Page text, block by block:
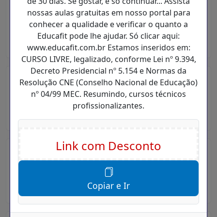
nossas aulas gratuitas em nosso portal para
conhecer a qualidade e verificar o quanto a
Educafit pode lhe ajudar. Só clicar aqui:
www.educafit.com.br Estamos inseridos em:
CURSO LIVRE, legalizado, conforme Lei nº 9.394,
Decreto Presidencial nº 5.154 e Normas da
Resolução CNE (Conselho Nacional de Educação)
nº 04/99 MEC. Resumindo, cursos técnicos
profissionalizantes.
Copiar e Ir
Cupom Desconto Vale Compra
EducaFit Cursos Online
Vale Compra
Cupom Promocional EducaFit
Cursos Online
Cupom Promocional
Cupom Desconto EducaFit Cursos
Online Frete Grátis